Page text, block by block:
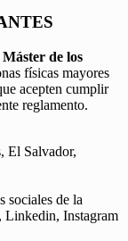
Máster de los
físicas mayores
acepten cumplir
reglamento.
El Salvador,
sociales de la
Linkedin, Instagram